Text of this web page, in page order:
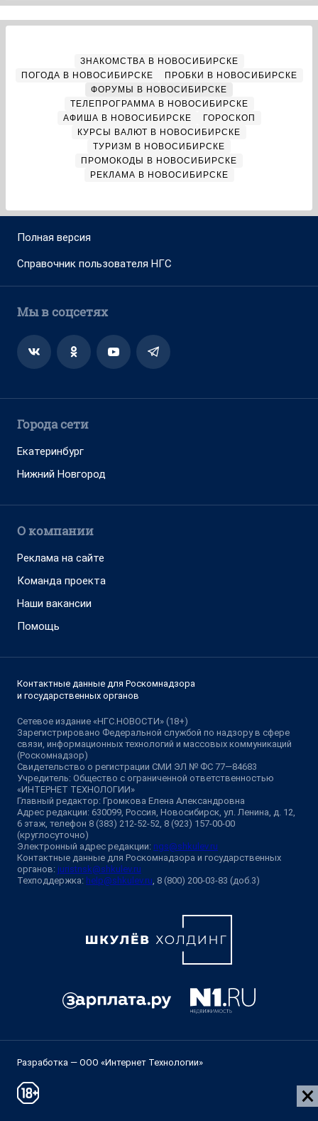
ЗНАКОМСТВА В НОВОСИБИРСКЕ
ПОГОДА В НОВОСИБИРСКЕ
ПРОБКИ В НОВОСИБИРСКЕ
ФОРУМЫ В НОВОСИБИРСКЕ
ТЕЛЕПРОГРАММА В НОВОСИБИРСКЕ
АФИША В НОВОСИБИРСКЕ
ГОРОСКОП
КУРСЫ ВАЛЮТ В НОВОСИБИРСКЕ
ТУРИЗМ В НОВОСИБИРСКЕ
ПРОМОКОДЫ В НОВОСИБИРСКЕ
РЕКЛАМА В НОВОСИБИРСКЕ
Полная версия
Справочник пользователя НГС
Мы в соцсетях
Города сети
Екатеринбург
Нижний Новгород
О компании
Реклама на сайте
Команда проекта
Наши вакансии
Помощь
Контактные данные для Роскомнадзора
и государственных органов
Сетевое издание «НГС.НОВОСТИ» (18+)
Зарегистрировано Федеральной службой по надзору в сфере
связи, информационных технологий и массовых коммуникаций
(Роскомнадзор)
Свидетельство о регистрации СМИ ЭЛ № ФС 77—84683
Учредитель: Общество с ограниченной ответственностью
«ИНТЕРНЕТ ТЕХНОЛОГИИ»
Главный редактор: Громкова Елена Александровна
Адрес редакции: 630099, Россия, Новосибирск, ул. Ленина, д. 12,
6 этаж, телефон 8 (383) 212-52-52, 8 (923) 157-00-00
(круглосуточно)
Электронный адрес редакции: ngs@shkulev.ru
Контактные данные для Роскомнадзора и государственных
органов: juristnsk@shkulev.ru
Техподдержка: help@shkulev.ru , 8 (800) 200-03-83 (доб.3)
Разработка — ООО «Интернет Технологии»